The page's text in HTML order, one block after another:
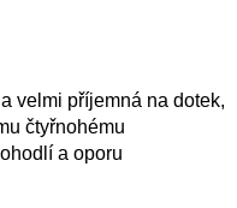
velmi příjemná na dotek,
čtyřnohému
a oporu